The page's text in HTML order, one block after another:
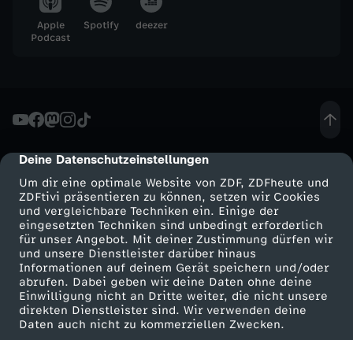
cmp-dialog-description
Deine Datenschutzeinstellungen
Um dir eine optimale Website von ZDF, ZDFheute und
ZDFtivi präsentieren zu können, setzen wir Cookies
und vergleichbare Techniken ein. Einige der
eingesetzten Techniken sind unbedingt erforderlich
für unser Angebot. Mit deiner Zustimmung dürfen wir
und unsere Dienstleister darüber hinaus
Informationen auf deinem Gerät speichern und/oder
abrufen. Dabei geben wir deine Daten ohne deine
Einwilligung nicht an Dritte weiter, die nicht unsere
direkten Dienstleister sind. Wir verwenden deine
Daten auch nicht zu kommerziellen Zwecken.
l
m
2
1
.
M
a
Apple
Podcast
Spotify deezer
Mehr ZDF
ZDF-Apps
Smart TV
ZDFtext
Service
ZDFmitreden
Kontakt zum ZDF
Tickets